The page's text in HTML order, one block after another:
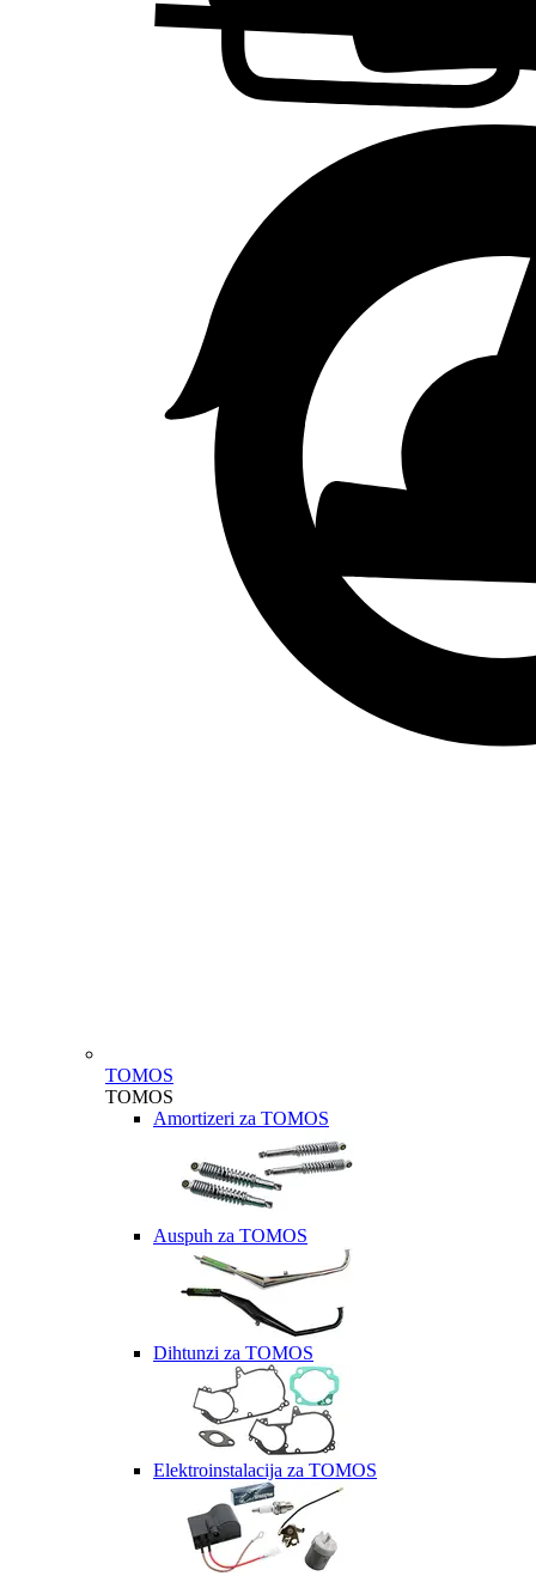
TOMOS
TOMOS
Amortizeri za TOMOS
Auspuh za TOMOS
Dihtunzi za TOMOS
Elektroinstalacija za TOMOS